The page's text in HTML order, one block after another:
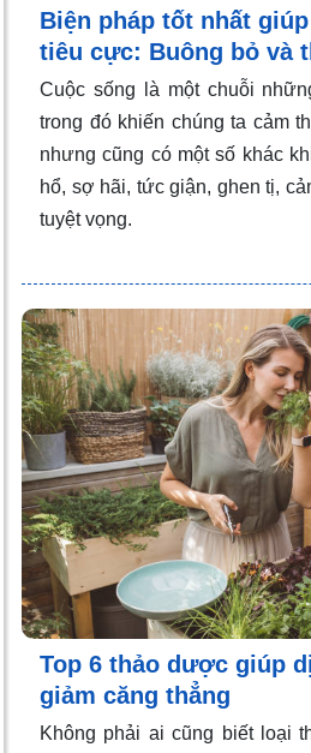
Biện pháp tốt nhất
tiêu cực: Buông bỏ và
Cuộc sống là một chuỗi
trong đó khiến chúng ta cảm
nhưng cũng có một số khác
hổ, sợ hãi, tức giận, ghen tị,
tuyệt vọng.
Top 6 thảo dược giúp
giảm căng thẳng
Không phải ai cũng biết loại